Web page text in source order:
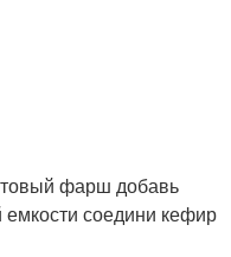
фарш добавь
соедини кефир